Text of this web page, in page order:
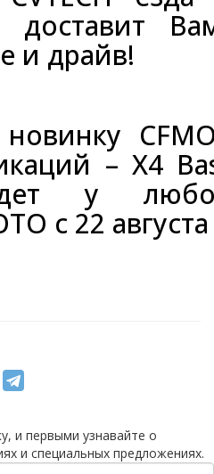
доставит
и драйв!
новинку
– Х4
у
с 22
и первыми узнавайте о
и специальных предложениях.